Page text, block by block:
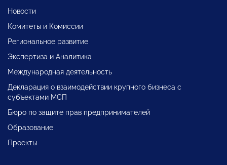
Новости
Комитеты и Комиссии
Региональное развитие
Экспертиза и Аналитика
Международная деятельность
Декларация о взаимодействии крупного бизнеса с
субъектами МСП
Бюро по защите прав предпринимателей
Образование
Проекты